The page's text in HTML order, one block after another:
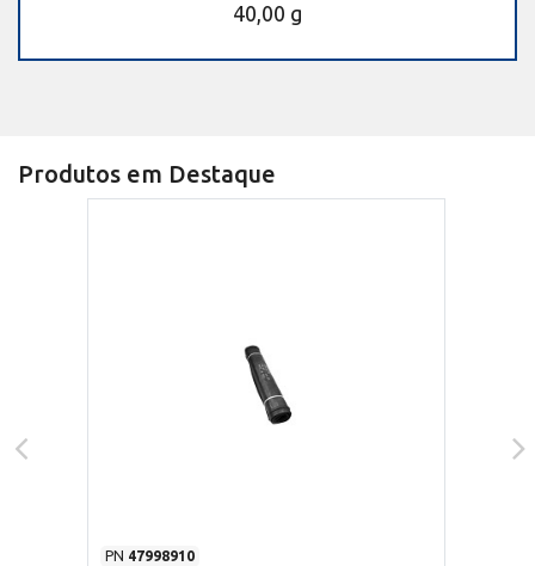
40,00 g
Produtos em Destaque
PN 47998910